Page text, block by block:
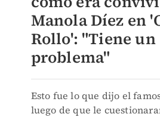
Manola Díez en
Rollo': "Tiene un
problema"
Esto fue lo que dijo el
luego de que le